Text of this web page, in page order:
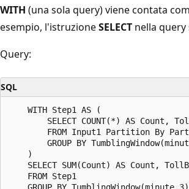
WITH (una sola query) viene contata
esempio, l'istruzioneSELECT nella query
Query:
SQL
    WITH Step1 AS (
SELECT COUNT(*) AS Count,
FROM Input1 Partition By
GROUP BY
    )
SELECT SUM(Count) AS Count,
    FROM Step1